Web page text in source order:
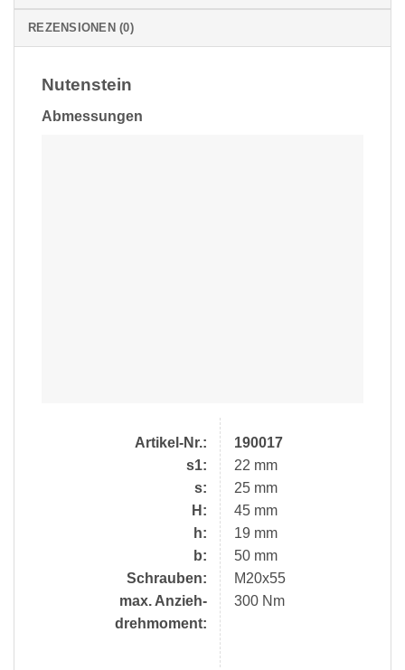
REZENSIONEN (0)
Nutenstein
Abmessungen
Artikel-Nr.:
s1:
s:
H:
h:
b:
Schrauben:
max. Anzieh-
drehmoment:
190017
22 mm
25 mm
45 mm
19 mm
50 mm
M20x55
300 Nm